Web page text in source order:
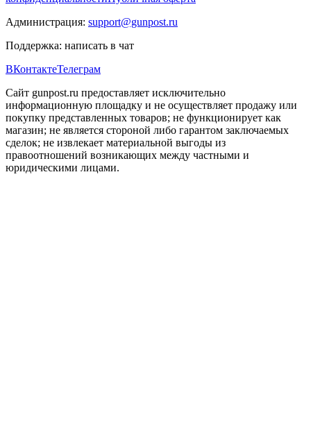
Администрация: support@gunpost.ru
Поддержка: написать в чат
ВКонтактеТелеграм
Сайт gunpost.ru предоставляет исключительно
информационную площадку и не осуществляет продажу или
покупку представленных товаров; не функционирует как
магазин; не является стороной либо гарантом заключаемых
сделок; не извлекает материальной выгоды из
правоотношений возникающих между частными и
юридическими лицами.